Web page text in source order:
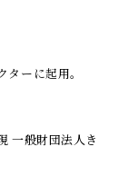
ーに起用。
一般財団法人き